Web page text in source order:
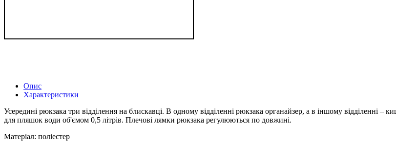
Опис
Характеристики
Усередині рюкзака три відділення на блискавці. В одному відділенні рюкзака органайзер, а в іншому відділенні
для пляшок води об'ємом 0,5 літрів. Плечові лямки рюкзака регулюються по довжині.
Матеріал: поліестер